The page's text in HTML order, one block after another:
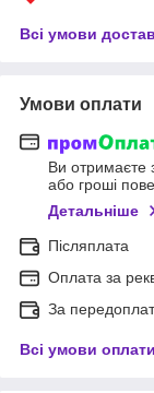
Всі умови
Умови оплати
Ви отримаєте
або гроші
Детальніше
Післяплата
Оплата за
За
Всі умови оплати